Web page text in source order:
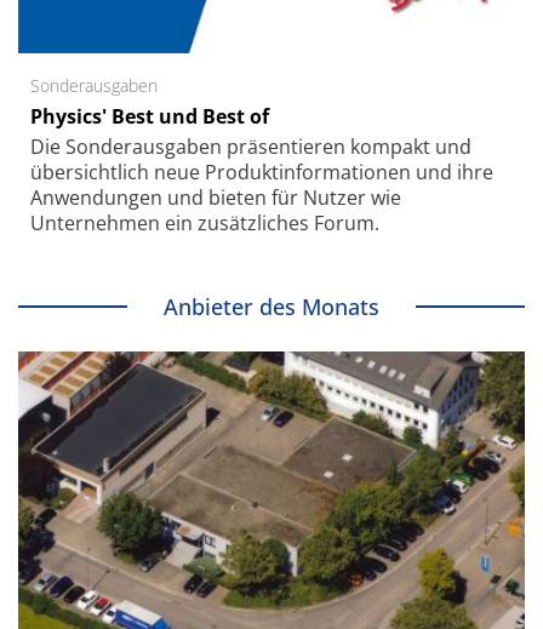
Sonderausgaben
Physics' Best und Best of
Die Sonder­ausgaben präsentieren kompakt und
übersichtlich neue Produkt­informationen und ihre
Anwendungen und bieten für Nutzer wie
Unternehmen ein zusätzliches Forum.
Anbieter des Monats